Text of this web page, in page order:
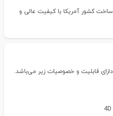
دستگاه سونوگرافی GE مدل LOQIC 9 ساخت کشور آمریکا با کیفیت عالی و